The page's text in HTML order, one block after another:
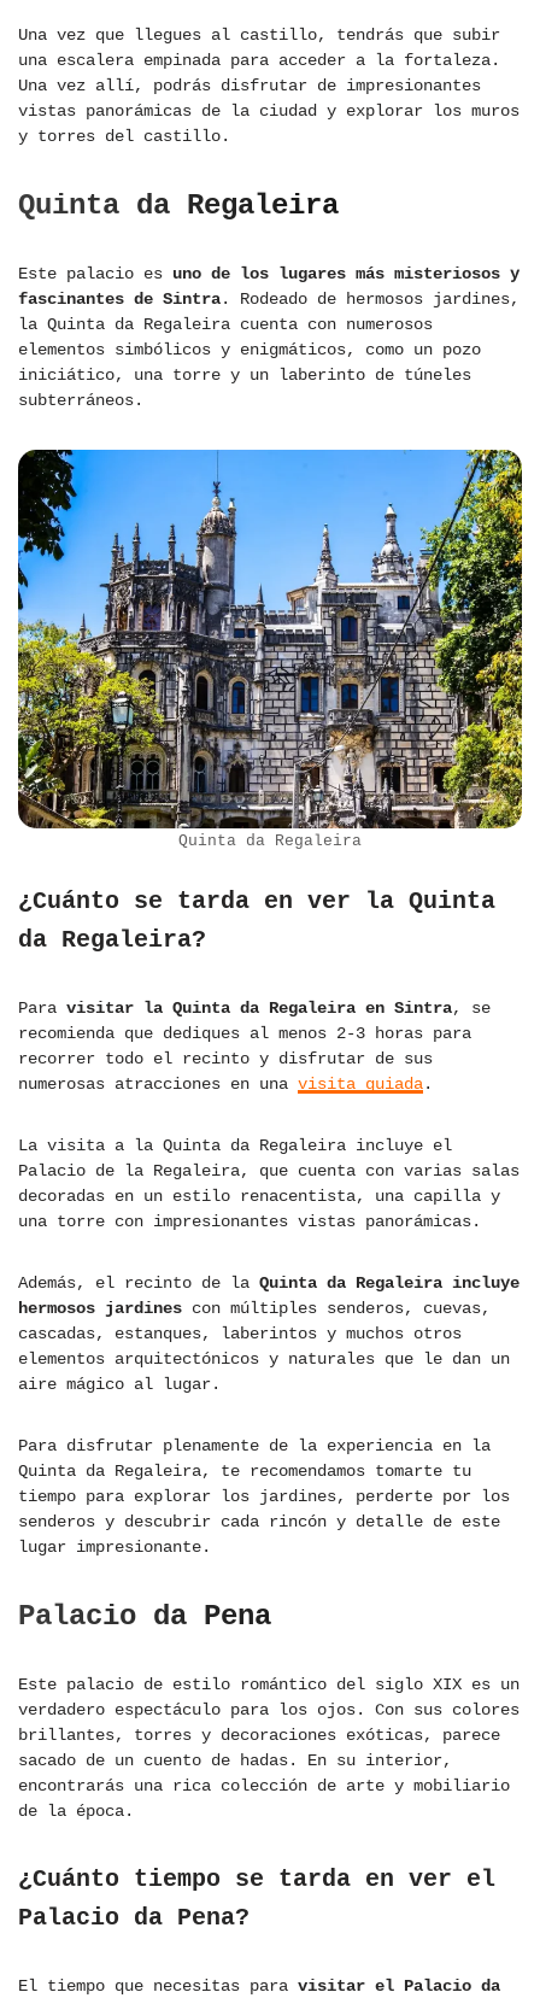
Una vez que llegues al castillo, tendrás que subir
una escalera empinada para acceder a la fortaleza.
Una vez allí, podrás disfrutar de impresionantes
vistas panorámicas de la ciudad y explorar los muros
y torres del castillo.
Quinta da Regaleira
Este palacio es uno de los lugares más misteriosos y
fascinantes de Sintra. Rodeado de hermosos jardines,
la Quinta da Regaleira cuenta con numerosos
elementos simbólicos y enigmáticos, como un pozo
iniciático, una torre y un laberinto de túneles
subterráneos.
Quinta da Regaleira
¿Cuánto se tarda en ver la Quinta
da Regaleira?
Para visitar la Quinta da Regaleira en Sintra, se
recomienda que dediques al menos 2-3 horas para
recorrer todo el recinto y disfrutar de sus
numerosas atracciones en una visita guiada.
La visita a la Quinta da Regaleira incluye el
Palacio de la Regaleira, que cuenta con varias salas
decoradas en un estilo renacentista, una capilla y
una torre con impresionantes vistas panorámicas.
Además, el recinto de la Quinta da Regaleira incluye
hermosos jardines con múltiples senderos, cuevas,
cascadas, estanques, laberintos y muchos otros
elementos arquitectónicos y naturales que le dan un
aire mágico al lugar.
Para disfrutar plenamente de la experiencia en la
Quinta da Regaleira, te recomendamos tomarte tu
tiempo para explorar los jardines, perderte por los
senderos y descubrir cada rincón y detalle de este
lugar impresionante.
Palacio da Pena
Este palacio de estilo romántico del siglo XIX es un
verdadero espectáculo para los ojos. Con sus colores
brillantes, torres y decoraciones exóticas, parece
sacado de un cuento de hadas. En su interior,
encontrarás una rica colección de arte y mobiliario
de la época.
¿Cuánto tiempo se tarda en ver el
Palacio da Pena?
El tiempo que necesitas para visitar el Palacio da